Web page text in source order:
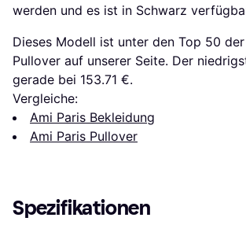
werden und es ist in Schwarz
Dieses Modell ist unter den Top 50
Pullover auf unserer Seite. Der
gerade bei 153.71 €.
Vergleiche:
Ami Paris Bekleidung
Ami Paris Pullover
Spezifikationen